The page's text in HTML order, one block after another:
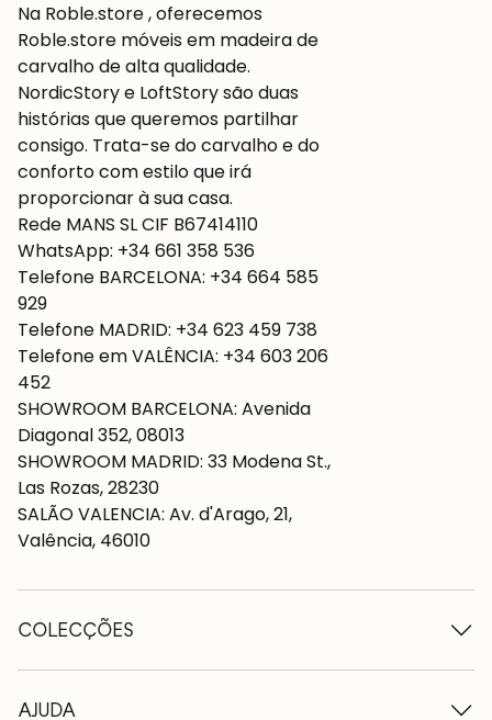
Na Roble.store , oferecemos
Roble.store móveis em madeira de
carvalho de alta qualidade.
NordicStory e LoftStory são duas
histórias que queremos partilhar
consigo. Trata-se do carvalho e do
conforto com estilo que irá
proporcionar à sua casa.
Rede MANS SL CIF B67414110
WhatsApp: +34 661 358 536
Telefone BARCELONA: +34 664 585
929
Telefone MADRID: +34 623 459 738
Telefone em VALÊNCIA: +34 603 206
452
SHOWROOM BARCELONA: Avenida
Diagonal 352, 08013
SHOWROOM MADRID: 33 Modena St.,
Las Rozas, 28230
SALÃO VALENCIA: Av. d'Arago, 21,
Valência, 46010
COLECÇÕES
Mesas de madeira
AJUDA